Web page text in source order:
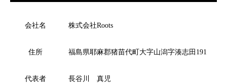
会社名 株式会社Roots
住所 福島県耶麻郡猪苗代町大字山潟字湊志田191
代表者 長谷川 真児